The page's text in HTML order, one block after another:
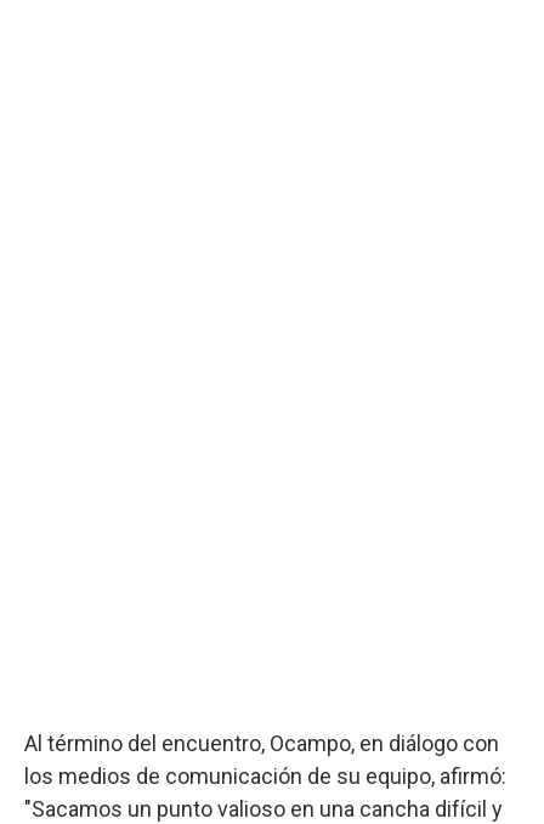
Al término del encuentro, Ocampo, en diálogo con
los medios de comunicación de su equipo, afirmó:
"Sacamos un punto valioso en una cancha difícil y